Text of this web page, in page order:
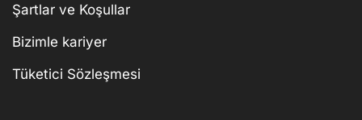
Şartlar ve Koşullar
Bizimle kariyer
Tüketici Sözleşmesi